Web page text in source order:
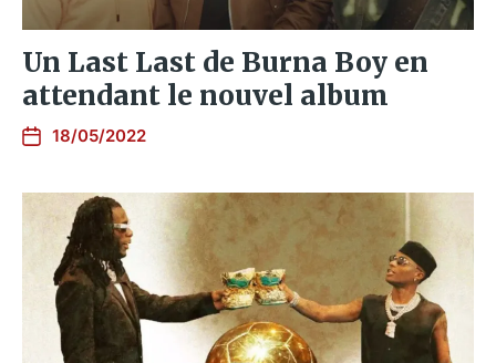
Un Last Last de Burna Boy en
attendant le nouvel album
18/05/2022